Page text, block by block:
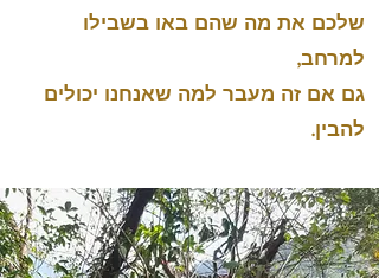
שלכם את מה שהם באו בשבילו
למרחב,
גם אם זה מעבר למה שאנחנו יכולים
להבין.